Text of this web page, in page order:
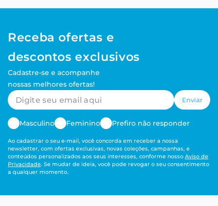
Receba ofertas e
descontos exclusivos
Cadastre-se e acompanhe
nossas melhores ofertas!
Enviar
Masculino Feminino Prefiro não responder
Ao cadastrar o seu e-mail, você concorda em receber a nossa
newsletter, com ofertas exclusivas, novas coleções, campanhas, e
conteúdos personalizados aos seus interesses, conforme nosso Aviso de
Privacidade. Se mudar de ideia, você pode revogar o seu consentimento
a qualquer momento.